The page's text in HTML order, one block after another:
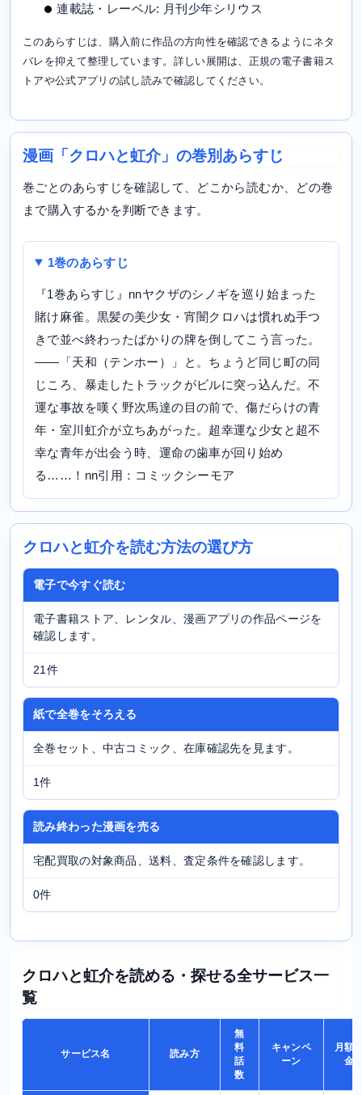
連載誌・レーベル: 月刊少年シリウス
このあらすじは、購入前に作品の方向性を確認できるようにネタ
バレを抑えて整理しています。詳しい展開は、正規の電子書籍ス
トアや公式アプリの試し読みで確認してください。
漫画「クロハと虹介」の巻別あらすじ
巻ごとのあらすじを確認して、どこから読むか、どの巻
まで購入するかを判断できます。
1巻のあらすじ
『1巻あらすじ』nnヤクザのシノギを巡り始まった
賭け麻雀。黒髪の美少女・宵闇クロハは慣れぬ手つ
きで並べ終わったばかりの牌を倒してこう言った。
――「天和（テンホー）」と。ちょうど同じ町の同
じころ、暴走したトラックがビルに突っ込んだ。不
運な事故を嘆く野次馬達の目の前で、傷だらけの青
年・室川虹介が立ちあがった。超幸運な少女と超不
幸な青年が出会う時、運命の歯車が回り始め
る……！nn引用：コミックシーモア
クロハと虹介を読む方法の選び方
電子で今すぐ読む
電子書籍ストア、レンタル、漫画アプリの作品ページを
確認します。
21件
紙で全巻をそろえる
全巻セット、中古コミック、在庫確認先を見ます。
1件
読み終わった漫画を売る
宅配買取の対象商品、送料、査定条件を確認します。
0件
クロハと虹介を読める・探せる全サービス一
覧
サービス名 読み方
無
料
話
数
キャンペ
ーン
月額
金